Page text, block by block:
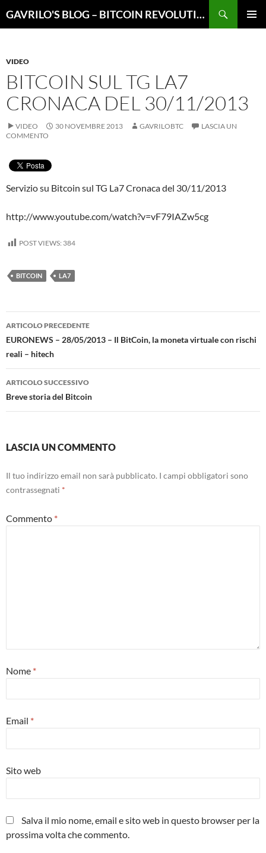
GAVRILO'S BLOG – BITCOIN REVOLUTION
VIDEO
BITCOIN SUL TG LA7
CRONACA DEL 30/11/2013
VIDEO 30 NOVEMBRE 2013 GAVRILOBTC
LASCIA UN
COMMENTO
Servizio su Bitcoin sul TG La7 Cronaca del 30/11/2013
http://www.youtube.com/watch?v=vF79IAZw5cg
POST VIEWS: 384
BITCOIN LA7
Navigazione
articolo
ARTICOLO PRECEDENTE
EURONEWS – 28/05/2013 – Il BitCoin, la moneta virtuale con rischi
reali – hitech
ARTICOLO SUCCESSIVO
Breve storia del Bitcoin
LASCIA UN COMMENTO
Il tuo indirizzo email non sarà pubblicato. I campi obbligatori sono
contrassegnati *
Commento *
Nome *
Email *
Sito web
Salva il mio nome, email e sito web in questo browser per la
prossima volta che commento.